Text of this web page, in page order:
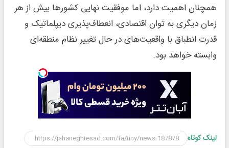
همچنان اهمیت دارد، اما موفقیت نهایی کشورها بیش از هر
زمان دیگری به توان اقتصادی، انعطاف‌پذیری دیپلماتیک و
قدرت انطباق با واقعیت‌های در حال تغییر نظام منطقه‌ای
وابسته خواهد بود.
لینک کوتاه